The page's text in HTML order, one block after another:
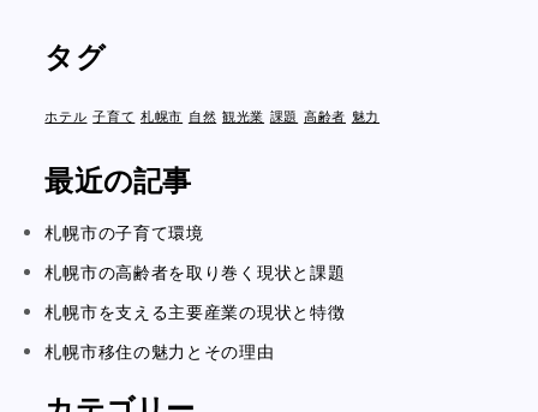
タグ
ホテル 子育て 札幌市 自然 観光業 課題 高齢者 魅力
最近の記事
札幌市の子育て環境
札幌市の高齢者を取り巻く現状と課題
札幌市を支える主要産業の現状と特徴
札幌市移住の魅力とその理由